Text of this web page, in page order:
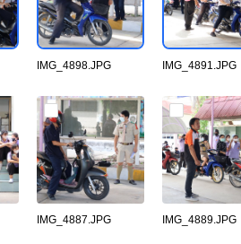
IMG_4898.JPG IMG_4891.JPG
IMG_4887.JPG IMG_4889.JPG